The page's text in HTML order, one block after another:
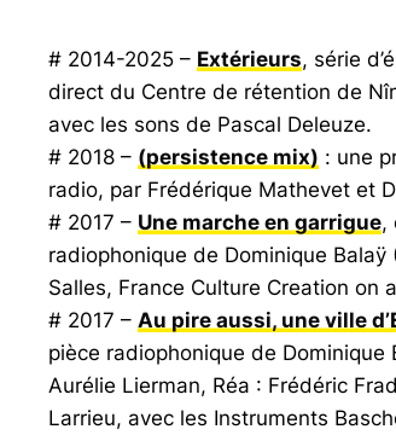
# 2014-2025 – Extérieurs, série
direct du Centre de rétention de
avec les sons de Pascal Deleuze.
# 2018 – (persistence mix) : une
radio, par Frédérique Mathevet et
# 2017 – Une marche en garrigue,
radiophonique de Dominique Balaÿ
Salles, France Culture Creation on
# 2017 – Au pire aussi, une ville
pièce radiophonique de Dominique
Aurélie Lierman, Réa : Frédéric
Larrieu, avec les Instruments